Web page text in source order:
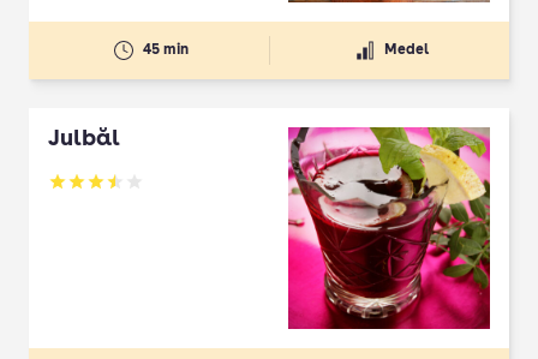
45 min Medel
Julbål
Betyg: 3.5 av 5